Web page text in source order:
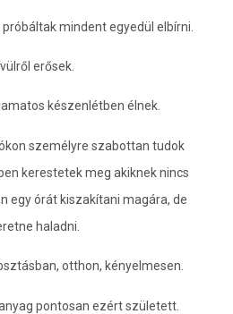
mindent egyedül elbírni.
erősek.
készenlétben élnek.
személyre szabottan tudok
kerestetek meg akiknek nincs
egy órát kiszakítani magára, de
haladni.
otthon, kényelmesen.
pontosan ezért született.